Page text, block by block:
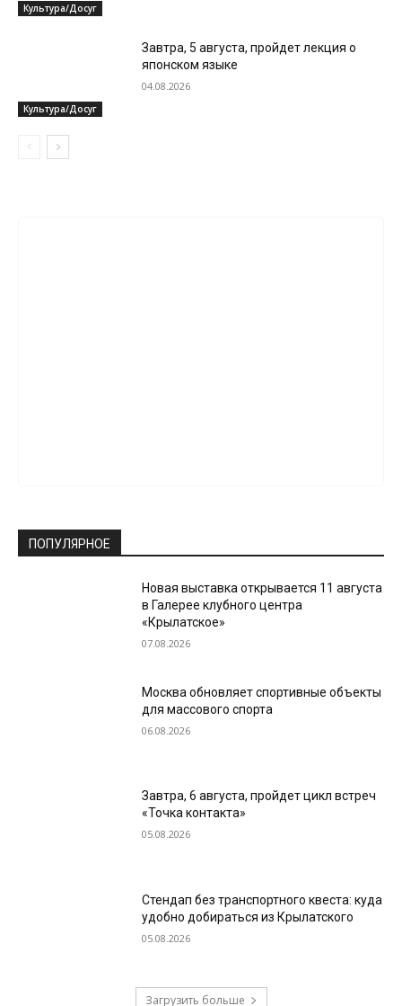
Культура/Досуг
Культура/Досуг
Завтра, 5 августа, пройдет лекция о
японском языке
04.08.2026
ПОПУЛЯРНОЕ
Новая выставка открывается 11 августа
в Галерее клубного центра
«Крылатское»
07.08.2026
Москва обновляет спортивные объекты
для массового спорта
06.08.2026
Завтра, 6 августа, пройдет цикл встреч
«Точка контакта»
05.08.2026
Стендап без транспортного квеста: куда
удобно добираться из Крылатского
05.08.2026
Загрузить больше